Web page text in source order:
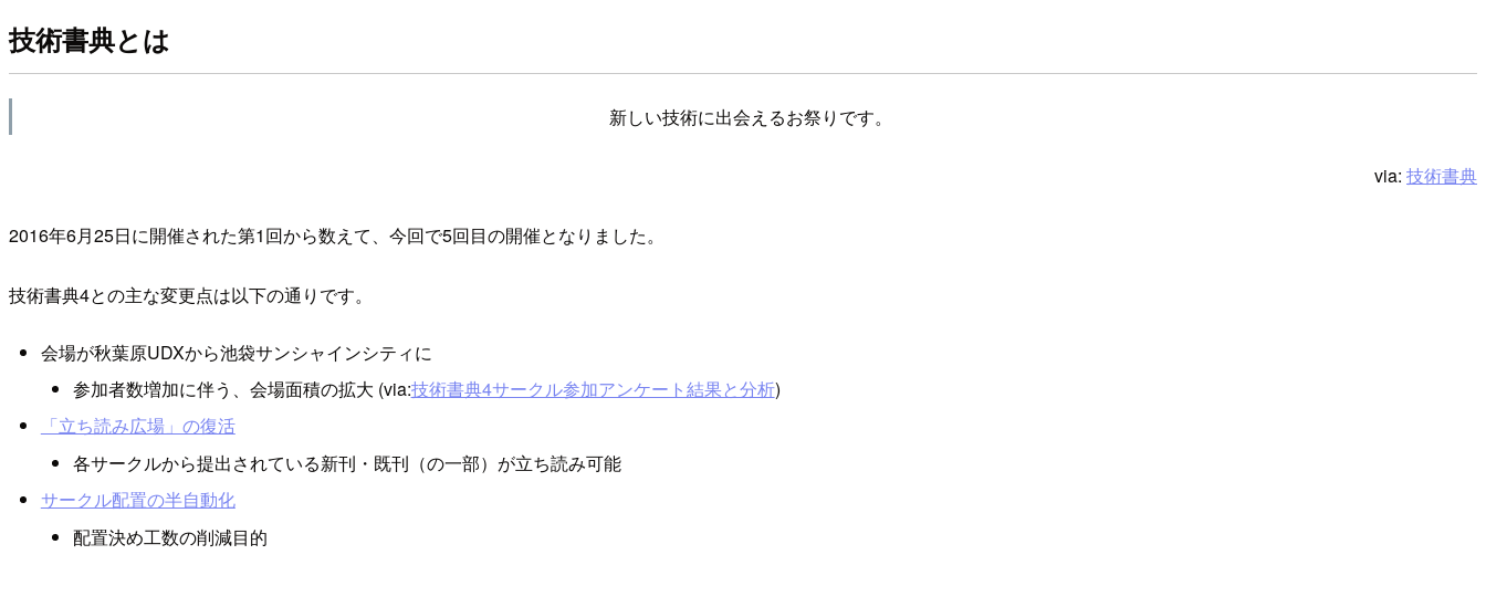
技術書典とは
新しい技術に出会えるお祭りです。
via: 技術書典
2016年6月25日に開催された第1回から数えて、今回で5回目の開催となりました。
技術書典4との主な変更点は以下の通りです。
会場が秋葉原UDXから池袋サンシャインシティに
参加者数増加に伴う、会場面積の拡大 (via:技術書典4サークル参加アンケート結果と分析)
「立ち読み広場」の復活
各サークルから提出されている新刊・既刊（の一部）が立ち読み可能
サークル配置の半自動化
配置決め工数の削減目的